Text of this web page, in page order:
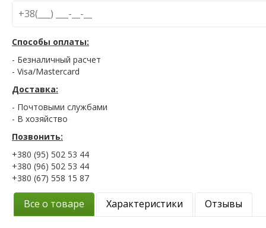
Способы оплаты:
- Безналичный расчет
- Visa/Mastercard
Доставка:
- Почтовыми службами
- В хозяйство
Позвонить:
+380 (95) 502 53 44
+380 (96) 502 53 44
+380 (67) 558 15 87
Все о товаре Характеристики Отзывы